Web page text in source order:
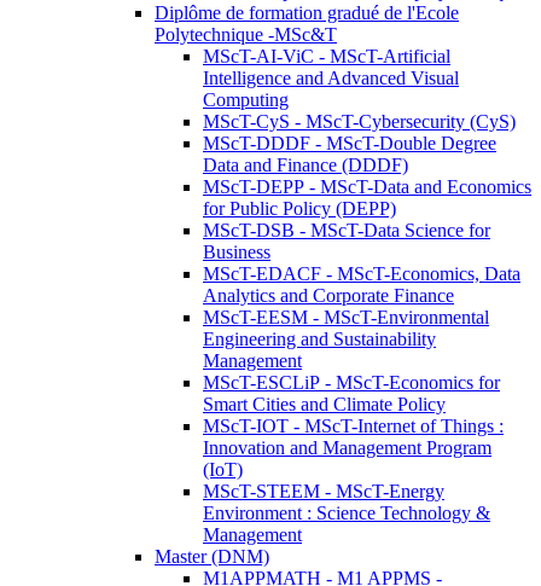
Diplôme de formation gradué de l'Ecole
Polytechnique -MSc&T
MScT-AI-ViC - MScT-Artificial
Intelligence and Advanced Visual
Computing
MScT-CyS - MScT-Cybersecurity (CyS)
MScT-DDDF - MScT-Double Degree
Data and Finance (DDDF)
MScT-DEPP - MScT-Data and Economics
for Public Policy (DEPP)
MScT-DSB - MScT-Data Science for
Business
MScT-EDACF - MScT-Economics, Data
Analytics and Corporate Finance
MScT-EESM - MScT-Environmental
Engineering and Sustainability
Management
MScT-ESCLiP - MScT-Economics for
Smart Cities and Climate Policy
MScT-IOT - MScT-Internet of Things :
Innovation and Management Program
(IoT)
MScT-STEEM - MScT-Energy
Environment : Science Technology &
Management
Master (DNM)
M1APPMATH - M1 APPMS -